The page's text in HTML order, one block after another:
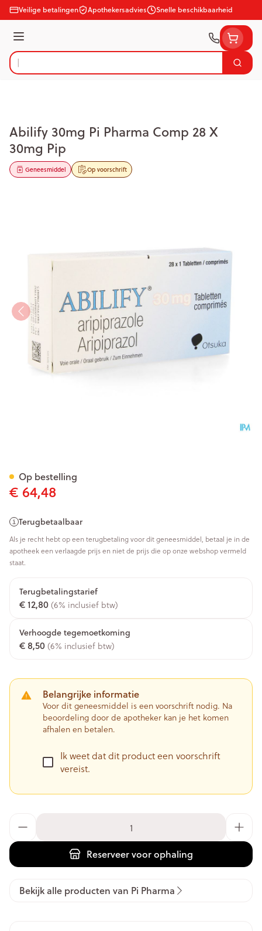
Ga naar de inhoud
Veilige betalingen Apothekersadvies Snelle beschikbaarheid
Menu
Product, merk, categorie...
Zoek
Abilify 30mg Pi Pharma Comp 28 X
30mg Pip
Op voorschrift
Geneesmiddel
€ 64,48
Terugbetaalbaar
Als je recht hebt op een terugbetaling voor dit geneesmiddel, betaal je in de
apotheek een verlaagde prijs en niet de prijs die op onze webshop vermeld
staat.
Terugbetalingstarief
€ 12,80(6% inclusief btw)
Verhoogde tegemoetkoming
€ 8,50(6% inclusief btw)
Belangrijke informatie
Voor dit geneesmiddel is een voorschrift nodig. Na
beoordeling door de apotheker kan je het komen
afhalen en betalen.
Ik weet dat dit product een voorschrift
vereist.
Reserveervoor ophaling
Op bestelling
Bekijk alle producten van Pi Pharma